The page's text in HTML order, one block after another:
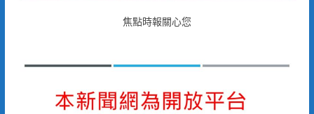
焦點時報關心您